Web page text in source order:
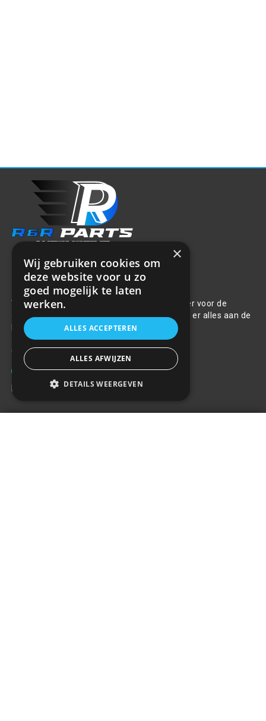
Over ons
Welkom bij R&R Parts Automotive, uw partner voor de
aanschaf van alle auto accessoires. Wij doen er alles aan de
beste selectie, service & prijs te bieden.
Contact
+31(0)85 486 83 17
info@rrparts.nl
×
Wij gebruiken cookies om
deze website voor u zo
goed mogelijk te laten
werken.
ALLES ACCEPTEREN
ALLES AFWIJZEN
DETAILS WEERGEVEN